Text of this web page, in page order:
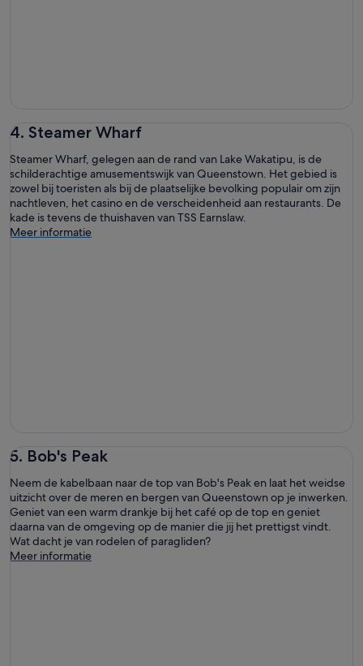
4. Steamer Wharf
Steamer Wharf, gelegen aan de rand van Lake Wakatipu, is de
schilderachtige amusementswijk van Queenstown. Het gebied is
zowel bij toeristen als bij de plaatselijke bevolking populair om zijn
nachtleven, het casino en de verscheidenheid aan restaurants. De
kade is tevens de thuishaven van TSS Earnslaw.
Meer informatie
5. Bob's Peak
Neem de kabelbaan naar de top van Bob's Peak en laat het weidse
uitzicht over de meren en bergen van Queenstown op je inwerken.
Geniet van een warm drankje bij het café op de top en geniet
daarna van de omgeving op de manier die jij het prettigst vindt.
Wat dacht je van rodelen of paragliden?
Meer informatie